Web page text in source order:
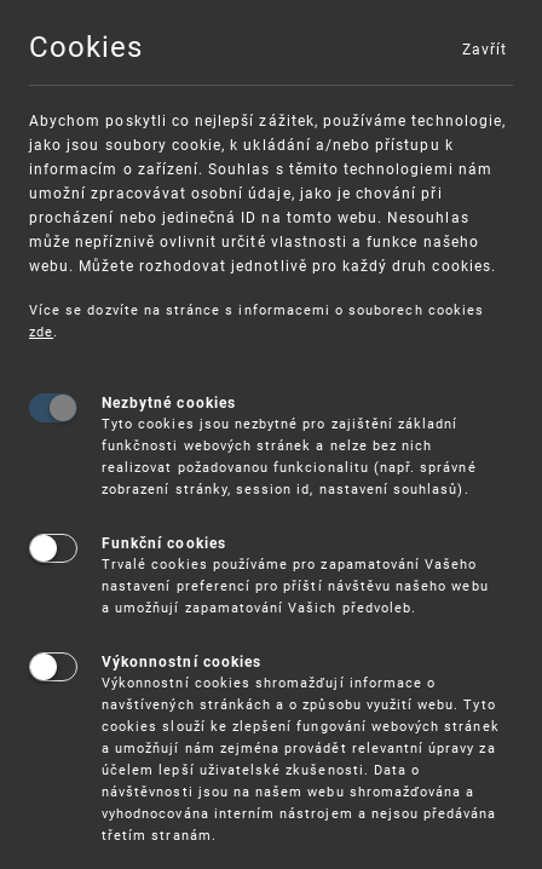
MENU
UPV
Od 25. 5. – Webináře WIPO: On Respect
for Intellectual Property (IP)
Již tuto středu,25. května 2022 od 13 hodin
duševní vlastnictví) pod názvem Webinar Series
on Respect for Intellectual Property (IP). Webináře
představí odborníky z různých oblastí, včetně
zástupců akademie, expertů na duševní vlastnictví
týkajících se prosazování práv jak v oblasti
autorské, tak v oblasti průmyslového vlastnictví.
To vše za účelem vytváření respektu k duševnímu
vlastnictví pomocí vzdělávání a zvyšování
povědomí.
Téma prvního webináře:Introduction to Online
.
Cookies
Abychom poskytli co nejlepší zážitek, používáme technologie,
jako jsou soubory cookie, k ukládání a/nebo přístupu k
informacím o zařízení. Souhlas s těmito technologiemi nám
umožní zpracovávat osobní údaje, jako je chování při
procházení nebo jedinečná ID na tomto webu. Nesouhlas
může nepříznivě ovlivnit určité vlastnosti a funkce našeho
webu. Můžete rozhodovat jednotlivě pro každý druh cookies.
Více se dozvíte na stránce s informacemi o souborech cookies
zde.
Nezbytné cookies
Tyto cookies jsou nezbytné pro zajištění základní
funkčnosti webových stránek a nelze bez nich
realizovat požadovanou funkcionalitu (např. správné
zobrazení stránky, session id, nastavení souhlasů).
Funkční cookies
Trvalé cookies používáme pro zapamatování Vašeho
nastavení preferencí pro příští návštěvu našeho webu
a umožňují zapamatování Vašich předvoleb.
Výkonnostní cookies
Výkonnostní cookies shromažďují informace o
navštívených stránkách a o způsobu využití webu. Tyto
cookies slouží ke zlepšení fungování webových stránek
a umožňují nám zejména provádět relevantní úpravy za
účelem lepší uživatelské zkušenosti. Data o
návštěvnosti jsou na našem webu shromažďována a
vyhodnocována interním nástrojem a nejsou předávána
třetím stranám.
Zavřít